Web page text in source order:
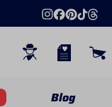
Blog